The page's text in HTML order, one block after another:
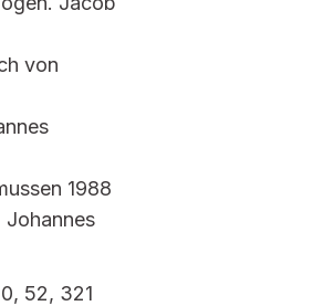
von
1988
Johannes
52, 321